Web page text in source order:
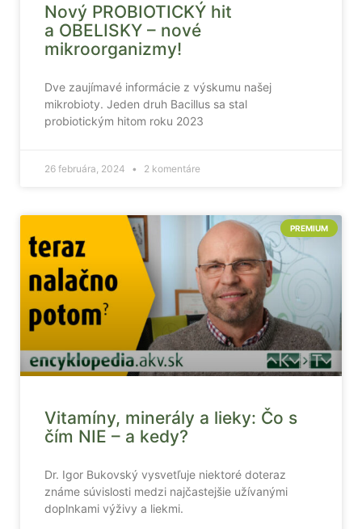
Nový PROBIOTICKÝ hit
a OBELISKY – nové
mikroorganizmy!
Dve zaujímavé informácie z výskumu našej
mikrobioty. Jeden druh Bacillus sa stal
probiotickým hitom roku 2023
26 februára, 2024 2 komentáre
PREMIUM
Vitamíny, minerály a lieky: Čo s
čím NIE – a kedy?
Dr. Igor Bukovský vysvetľuje niektoré doteraz
známe súvislosti medzi najčastejšie užívanými
doplnkami výživy a liekmi.